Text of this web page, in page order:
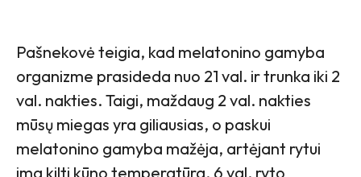
Pašnekovė teigia, kad melatonino gamyba
organizme prasideda nuo 21 val. ir trunka iki 2
val. nakties. Taigi, maždaug 2 val. nakties
mūsų miegas yra giliausias, o paskui
melatonino gamyba mažėja, artėjant rytui
ima kilti kūno temperatūra, 6 val. ryto